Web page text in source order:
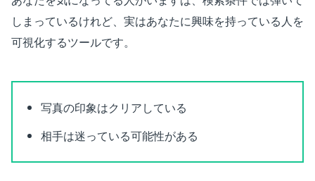
しまっているけれど、実はあなたに興味を持っている人を
可視化するツールです。
写真の印象はクリアしている
相手は迷っている可能性がある